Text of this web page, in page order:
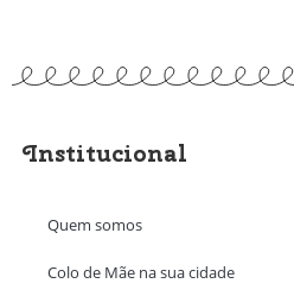
Institucional
Quem somos
Colo de Mãe na sua cidade